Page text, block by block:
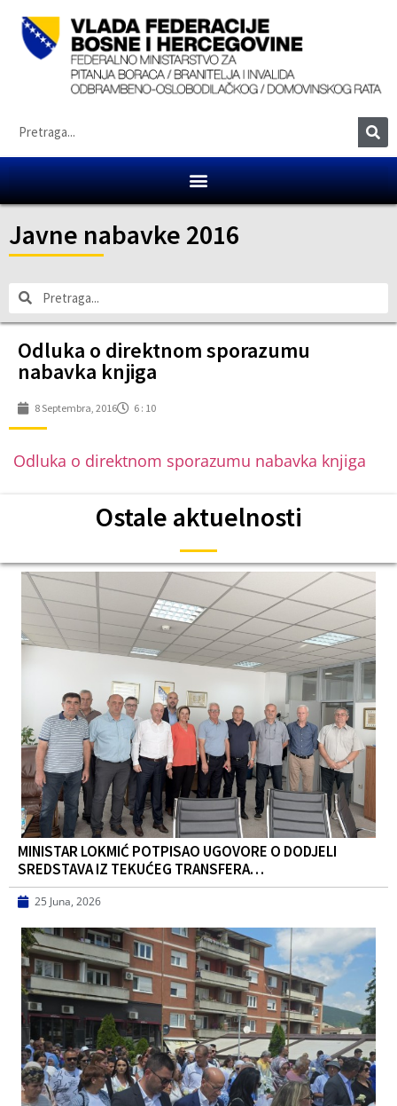
Javne nabavke 2016
Odluka o direktnom sporazumu
nabavka knjiga
8 Septembra, 2016 6 : 10
Odluka o direktnom sporazumu nabavka knjiga
Ostale aktuelnosti
MINISTAR LOKMIĆ POTPISAO UGOVORE O DODJELI
SREDSTAVA IZ TEKUĆEG TRANSFERA…
25 Juna, 2026